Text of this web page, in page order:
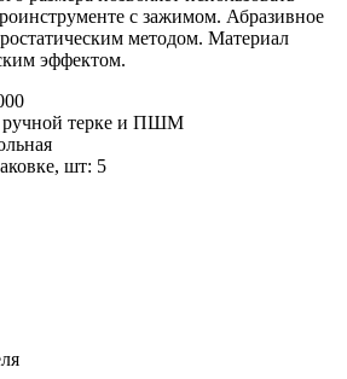
с зажимом. Абразивное
методом. Материал
эффектом.
ручной терке и ПШМ
шт: 5